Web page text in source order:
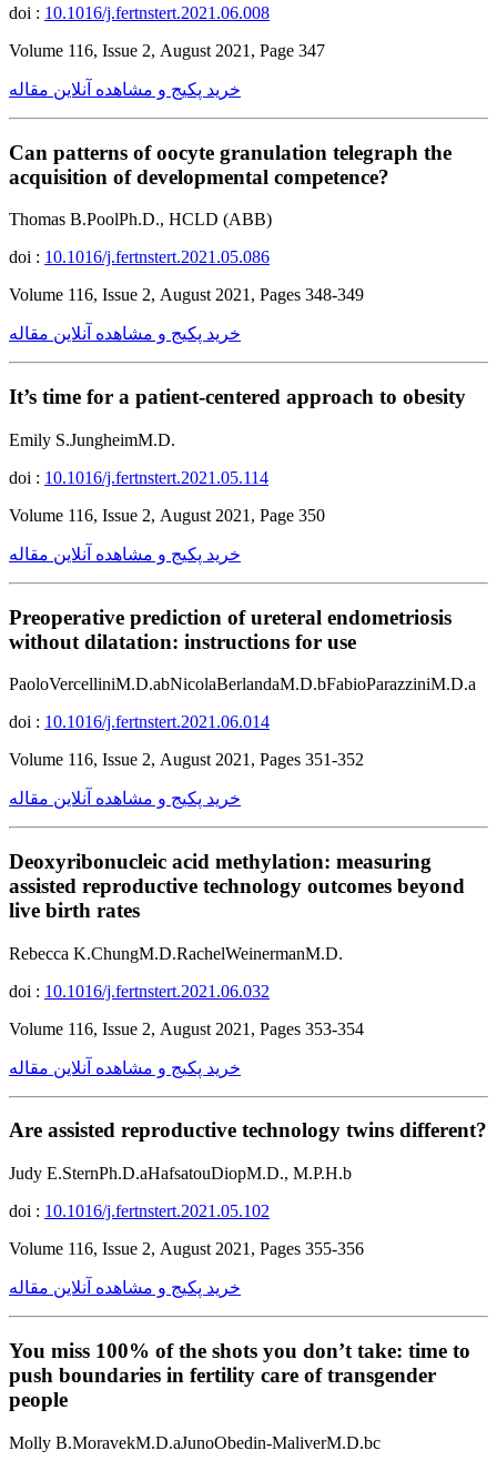
doi : 10.1016/j.fertnstert.2021.06.008
Volume 116, Issue 2, August 2021, Page 347
خرید پکیج و مشاهده آنلاین مقاله
Can patterns of oocyte granulation telegraph the
acquisition of developmental competence?
Thomas B.PoolPh.D., HCLD (ABB)
doi : 10.1016/j.fertnstert.2021.05.086
Volume 116, Issue 2, August 2021, Pages 348-349
خرید پکیج و مشاهده آنلاین مقاله
It’s time for a patient-centered approach to obesity
Emily S.JungheimM.D.
doi : 10.1016/j.fertnstert.2021.05.114
Volume 116, Issue 2, August 2021, Page 350
خرید پکیج و مشاهده آنلاین مقاله
Preoperative prediction of ureteral endometriosis
without dilatation: instructions for use
PaoloVercelliniM.D.abNicolaBerlandaM.D.bFabioParazziniM.D.a
doi : 10.1016/j.fertnstert.2021.06.014
Volume 116, Issue 2, August 2021, Pages 351-352
خرید پکیج و مشاهده آنلاین مقاله
Deoxyribonucleic acid methylation: measuring
assisted reproductive technology outcomes beyond
live birth rates
Rebecca K.ChungM.D.RachelWeinermanM.D.
doi : 10.1016/j.fertnstert.2021.06.032
Volume 116, Issue 2, August 2021, Pages 353-354
خرید پکیج و مشاهده آنلاین مقاله
Are assisted reproductive technology twins different?
Judy E.SternPh.D.aHafsatouDiopM.D., M.P.H.b
doi : 10.1016/j.fertnstert.2021.05.102
Volume 116, Issue 2, August 2021, Pages 355-356
خرید پکیج و مشاهده آنلاین مقاله
You miss 100% of the shots you don’t take: time to
push boundaries in fertility care of transgender
people
Molly B.MoravekM.D.aJunoObedin-MaliverM.D.bc